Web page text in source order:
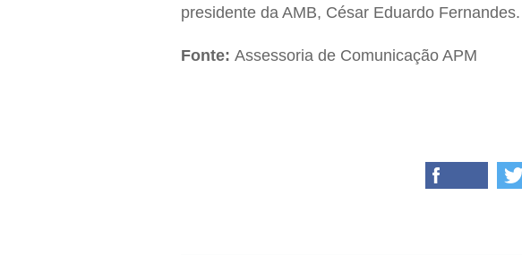
presidente da AMB, César Eduardo Fernandes.
Fonte: Assessoria de Comunicação APM